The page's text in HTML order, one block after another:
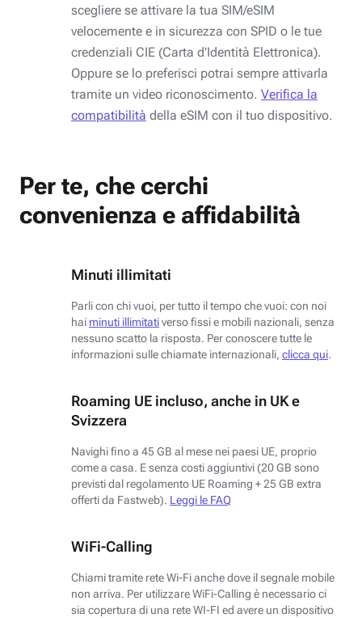
scegliere se attivare la tua SIM/eSIM
velocemente e in sicurezza con SPID o le tue
credenziali CIE (Carta d'Identità Elettronica).
Oppure se lo preferisci potrai sempre attivarla
tramite un video riconoscimento. Verifica la
compatibilità della eSIM con il tuo dispositivo.
Per te, che cerchi
convenienza e affidabilità
Minuti illimitati
Parli con chi vuoi, per tutto il tempo che vuoi: con noi
hai minuti illimitativerso fissi e mobili nazionali, senza
nessuno scatto la risposta. Per conoscere tutte le
informazioni sulle chiamate internazionali, clicca qui.
Roaming UE incluso, anche in UK e
Svizzera
Navighi fino a 45 GB al mese nei paesi UE, proprio
come a casa. E senza costi aggiuntivi (20 GB sono
previsti dal regolamento UE Roaming + 25 GB extra
offerti da Fastweb). Leggi le FAQ
WiFi-Calling
Chiami tramite rete Wi-Fi anche dove il segnale mobile
non arriva. Per utilizzare WiFi-Calling è necessario ci
sia copertura di una rete WI-FI ed avere un dispositivo